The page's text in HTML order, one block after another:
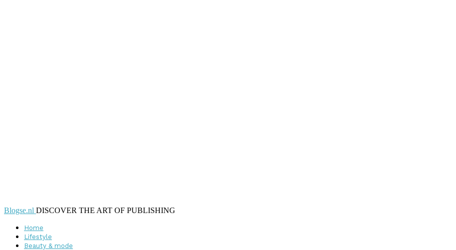
Blogse.nl DISCOVER THE ART OF PUBLISHING
Home
Lifestyle
Beauty & mode